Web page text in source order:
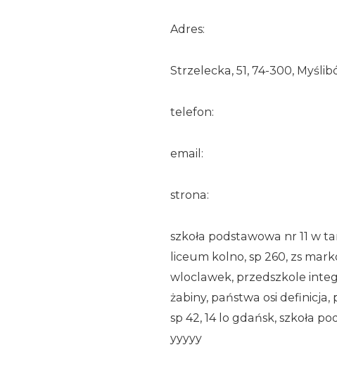
Adres:
Strzelecka, 51, 74-300,
telefon:
email:
strona:
szkoła podstawowa nr 11 w
liceum kolno, sp 260, zs
wloclawek, przedszkole
żabiny, państwa osi
sp 42, 14 lo gdańsk, szkoła
yyyyy